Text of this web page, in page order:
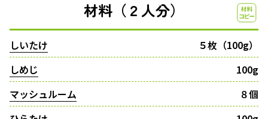
材料（２人分）
しいたけ
５枚（100g）
しめじ
100g
マッシュルーム
８個